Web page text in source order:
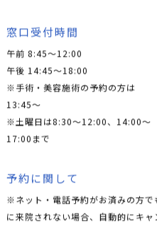
窓口受付時間
午前 8:45～12:00
午後 14:45～18:00
※手術・美容施術の予約の方は
13:45〜
※土曜日は8:30〜12:00、14:00〜
17:00まで
予約に関して
※ネット・電話予約がお済みの方
に来院されない場合、自動的にキ